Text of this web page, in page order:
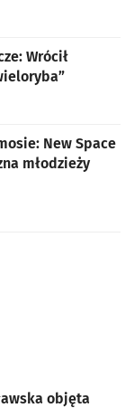
Wrócił
New Space
młodzieży
objęta